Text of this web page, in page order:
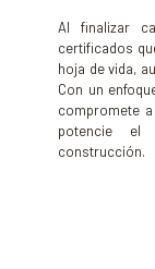
Al finalizar
certificados
hoja de vida,
Con un
compromete
potencie el
construcción.